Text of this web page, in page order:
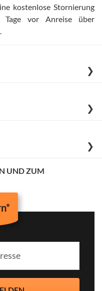
kostenlose Stornierung
vor Anreise über
❯
❯
❯
UND ZUM